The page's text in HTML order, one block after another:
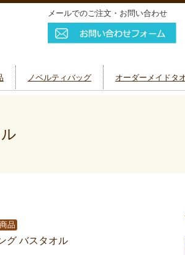
メールでのご注文・お問い合わせ
ノベルティバッグ オーダーメイドタ
品
グ バスタオル